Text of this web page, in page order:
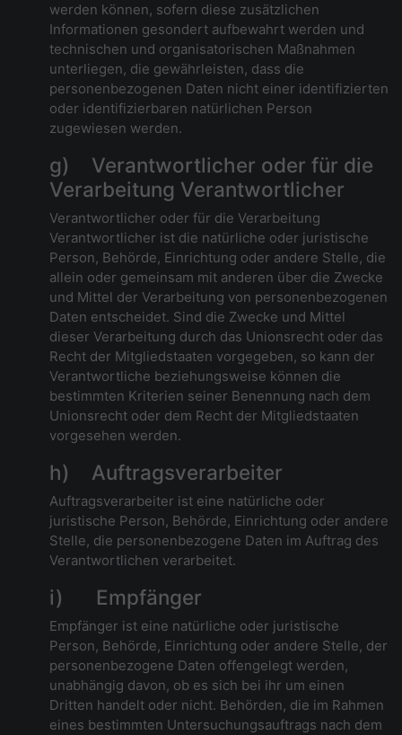
werden können, sofern diese zusätzlichen
Informationen gesondert aufbewahrt werden und
technischen und organisatorischen Maßnahmen
unterliegen, die gewährleisten, dass die
personenbezogenen Daten nicht einer identifizierten
oder identifizierbaren natürlichen Person
zugewiesen werden.
g) Verantwortlicher oder für die
Verarbeitung Verantwortlicher
Verantwortlicher oder für die Verarbeitung
Verantwortlicher ist die natürliche oder juristische
Person, Behörde, Einrichtung oder andere Stelle, die
allein oder gemeinsam mit anderen über die Zwecke
und Mittel der Verarbeitung von personenbezogenen
Daten entscheidet. Sind die Zwecke und Mittel
dieser Verarbeitung durch das Unionsrecht oder das
Recht der Mitgliedstaaten vorgegeben, so kann der
Verantwortliche beziehungsweise können die
bestimmten Kriterien seiner Benennung nach dem
Unionsrecht oder dem Recht der Mitgliedstaaten
vorgesehen werden.
h) Auftragsverarbeiter
Auftragsverarbeiter ist eine natürliche oder
juristische Person, Behörde, Einrichtung oder andere
Stelle, die personenbezogene Daten im Auftrag des
Verantwortlichen verarbeitet.
i) Empfänger
Empfänger ist eine natürliche oder juristische
Person, Behörde, Einrichtung oder andere Stelle, der
personenbezogene Daten offengelegt werden,
unabhängig davon, ob es sich bei ihr um einen
Dritten handelt oder nicht. Behörden, die im Rahmen
eines bestimmten Untersuchungsauftrags nach dem